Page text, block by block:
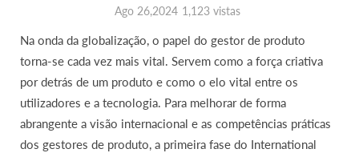
Ago 26,2024 1,123 vistas
Na onda da globalização, o papel do gestor de produto
torna-se cada vez mais vital. Servem como a força criativa
por detrás de um produto e como o elo vital entre os
utilizadores e a tecnologia. Para melhorar de forma
abrangente a visão internacional e as competências práticas
dos gestores de produto, a primeira fase do International